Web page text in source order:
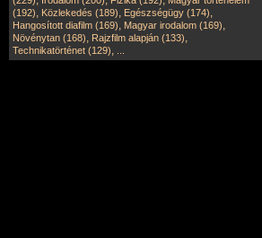
(192), Közlekedés (189), Egészségügy (174),
Hangosított diafilm (169), Magyar irodalom (169),
Növénytan (168), Rajzfilm alapján (133),
Technikatörténet (129),